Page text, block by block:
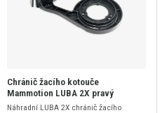
Chránič žacího kotouče
Mammotion LUBA 2X pravý
Náhradní LUBA 2X chránič žacího